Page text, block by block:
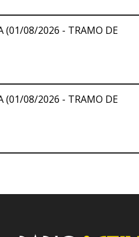
(01/08/2026 - TRAMO DE
(01/08/2026 - TRAMO DE